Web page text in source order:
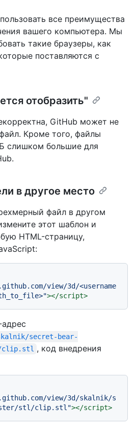
все преимущества
вашего компьютера. Мы
такие браузеры, как
поставляются с
отобразить"
GitHub может не
Кроме того, файлы
слишком большие для
в другое место
файл в другом
этот шаблон и
HTML-страницу,
view/3d/<username
></script>
secret-bear-
clip.stl , код внедрения
view/3d/skalnik/s
stl/clip.stl"></script>